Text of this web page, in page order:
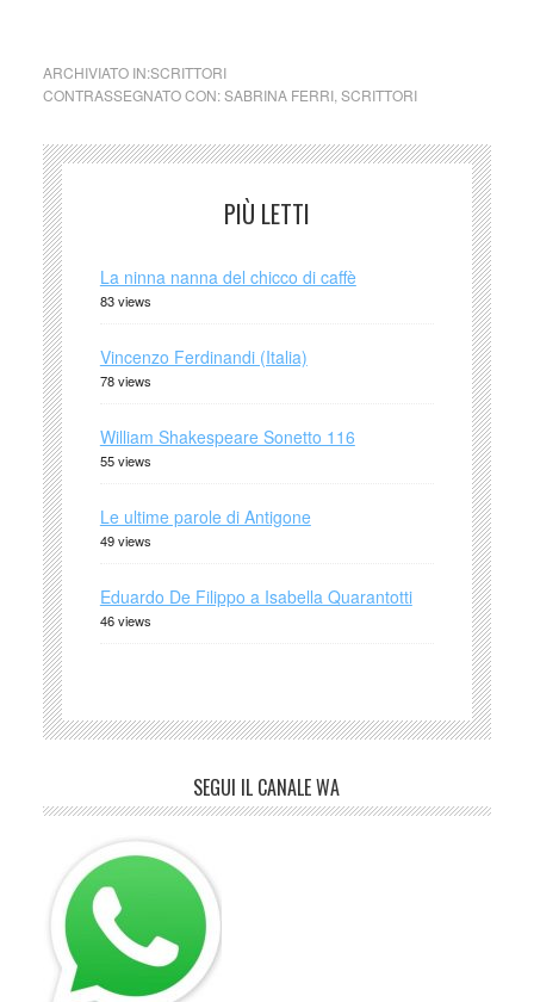
ARCHIVIATO IN:SCRITTORI
CONTRASSEGNATO CON:SABRINA FERRI, SCRITTORI
PIÙ LETTI
La ninna nanna del chicco di caffè
83 views
Vincenzo Ferdinandi (Italia)
78 views
William Shakespeare Sonetto 116
55 views
Le ultime parole di Antigone
49 views
Eduardo De Filippo a Isabella Quarantotti
46 views
SEGUI IL CANALE WA